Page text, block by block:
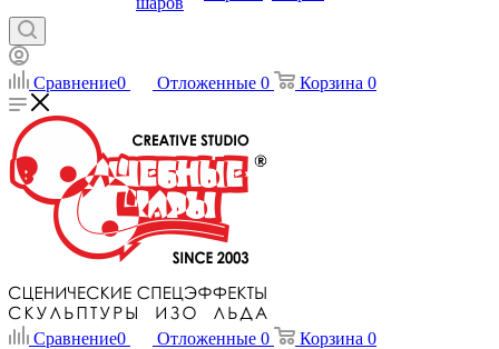
Сравнение0 Отложенные 0 Корзина 0
Сравнение0 Отложенные 0 Корзина 0